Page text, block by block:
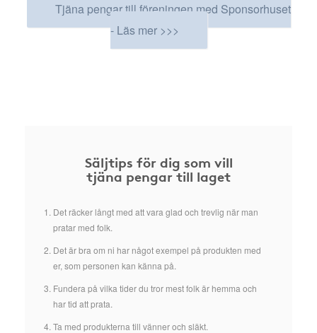
Tjäna pengar till föreningen med Sponsorhuset
- Läs mer >>>
Säljtips för dig som vill
tjäna pengar till laget
Det räcker långt med att vara glad och trevlig när man
pratar med folk.
Det är bra om ni har något exempel på produkten med
er, som personen kan känna på.
Fundera på vilka tider du tror mest folk är hemma och
har tid att prata.
Ta med produkterna till vänner och släkt.